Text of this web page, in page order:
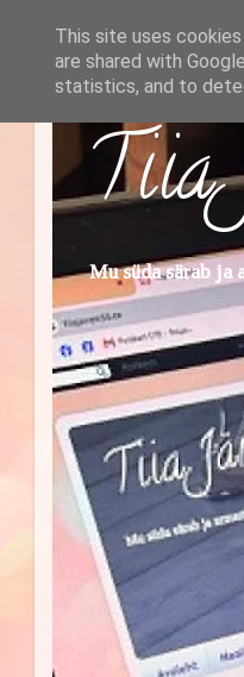
Tiia
Mu süda särab ja
This site uses
are shared with
statistics, and to